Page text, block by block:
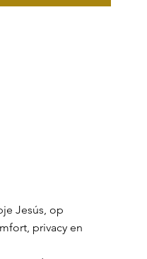
Jesús, op
privacy en